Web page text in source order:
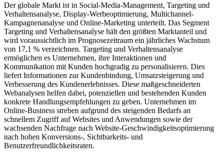
Der globale Markt ist in Social-Media-Management, Targeting und
Verhaltensanalyse, Display-Werbeoptimierung, Multichannel-
Kampagnenanalyse und Online-Marketing unterteilt. Das Segment
Targeting und Verhaltensanalyse hält den größten Marktanteil und
wird voraussichtlich im Prognosezeitraum ein jährliches Wachstum
von 17,1 % verzeichnen. Targeting und Verhaltensanalyse
ermöglichen es Unternehmen, ihre Interaktionen und
Kommunikation mit Kunden hochgradig zu personalisieren. Dies
liefert Informationen zur Kundenbindung, Umsatzsteigerung und
Verbesserung des Kundenerlebnisses. Diese maßgeschneiderten
Webanalysen helfen dabei, potenziellen und bestehenden Kunden
konkrete Handlungsempfehlungen zu geben. Unternehmen im
Online-Business streben aufgrund des steigenden Bedarfs an
schnellem Zugriff auf Websites und Anwendungen sowie der
wachsenden Nachfrage nach Website-Geschwindigkeitsoptimierung
nach hohen Konversions-, Sichtbarkeits- und
Benutzerfreundlichkeitsraten.